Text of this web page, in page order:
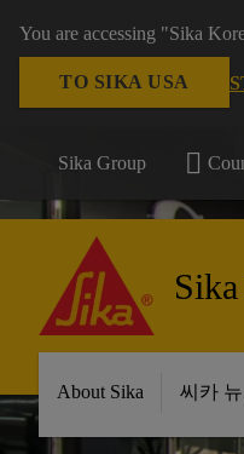
You are accessing "Sika
TO SIKA USA
Sika Group
About Sika 씨카